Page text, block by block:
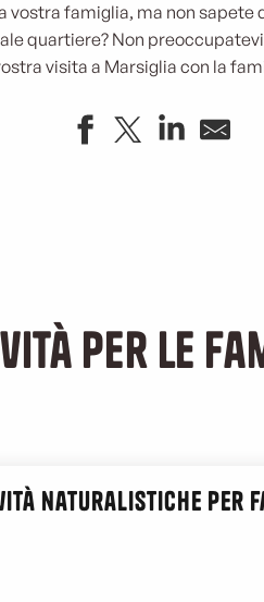
vostra famiglia, ma non
quartiere? Non
visita a Marsiglia con la
per le
naturalistiche per